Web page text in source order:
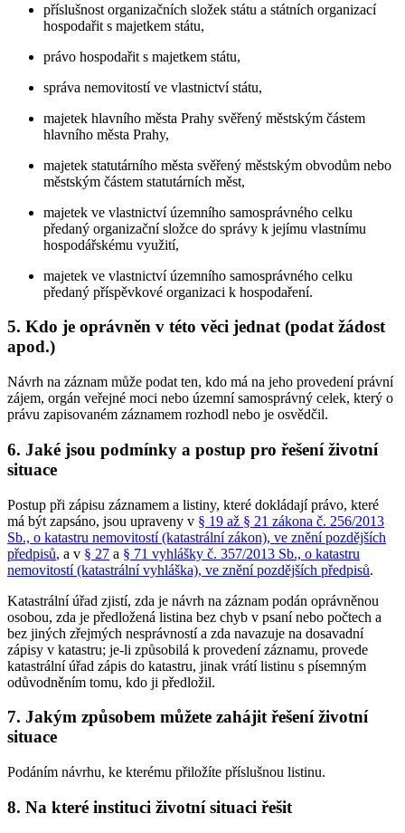
příslušnost organizačních složek státu a státních organizací
hospodařit s majetkem státu,
právo hospodařit s majetkem státu,
správa nemovitostí ve vlastnictví státu,
majetek hlavního města Prahy svěřený městským částem
hlavního města Prahy,
majetek statutárního města svěřený městským obvodům nebo
městským částem statutárních měst,
majetek ve vlastnictví územního samosprávného celku
předaný organizační složce do správy k jejímu vlastnímu
hospodářskému využití,
majetek ve vlastnictví územního samosprávného celku
předaný příspěvkové organizaci k hospodaření.
5. Kdo je oprávněn v této věci jednat (podat žádost
apod.)
Návrh na záznam může podat ten, kdo má na jeho provedení právní
zájem, orgán veřejné moci nebo územní samosprávný celek, který o
právu zapisovaném záznamem rozhodl nebo je osvědčil.
6. Jaké jsou podmínky a postup pro řešení životní
situace
Postup při zápisu záznamem a listiny, které dokládají právo, které
má být zapsáno, jsou upraveny v § 19 až § 21 zákona č. 256/2013
Sb., o katastru nemovitostí (katastrální zákon), ve znění pozdějších
předpisů, a v § 27 a § 71 vyhlášky č. 357/2013 Sb., o katastru
nemovitostí (katastrální vyhláška), ve znění pozdějších předpisů.
Katastrální úřad zjistí, zda je návrh na záznam podán oprávněnou
osobou, zda je předložená listina bez chyb v psaní nebo počtech a
bez jiných zřejmých nesprávností a zda navazuje na dosavadní
zápisy v katastru; je-li způsobilá k provedení záznamu, provede
katastrální úřad zápis do katastru, jinak vrátí listinu s písemným
odůvodněním tomu, kdo ji předložil.
7. Jakým způsobem můžete zahájit řešení životní
situace
Podáním návrhu, ke kterému přiložíte příslušnou listinu.
8. Na které instituci životní situaci řešit